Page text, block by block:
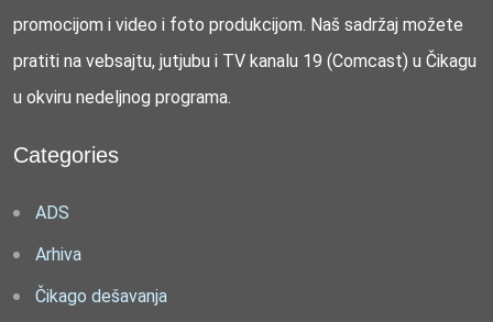
promocijom i video i foto produkcijom. Naš sadržaj možete
pratiti na vebsajtu, jutjubu i TV kanalu 19 (Comcast) u Čikagu
u okviru nedeljnog programa.
Categories
ADS
Arhiva
Čikago dešavanja